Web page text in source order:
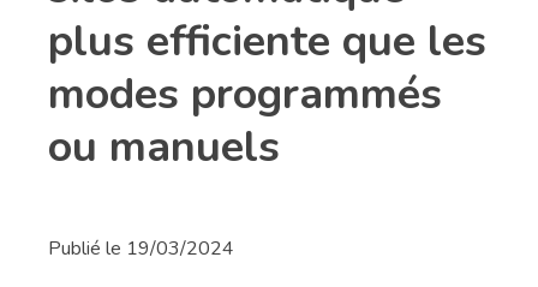
plus efficiente que les
modes programmés
ou manuels
Publié le 19/03/2024